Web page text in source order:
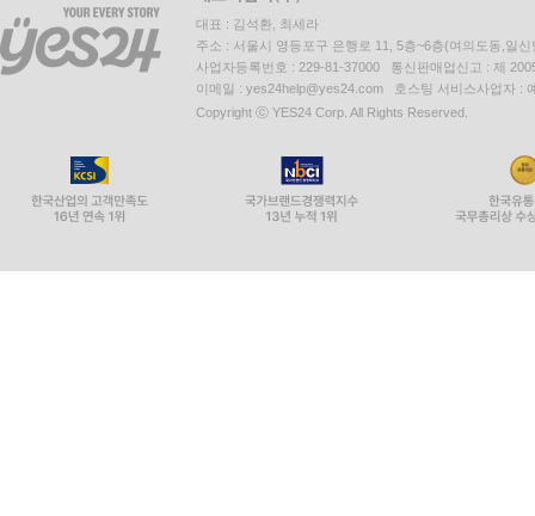
대표 : 김석환, 최세라
주소 : 서울시 영등포구 은행로 11, 5층~6층(여의도동,일신
사업자등록번호 : 229-81-37000 통신판매업신고 : 제
이메일 : yes24help@yes24.com 호스팅 서비스사업자 :
Copyright ⓒ YES24 Corp. All Rights Reserved.